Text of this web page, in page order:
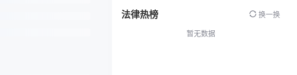
法律热榜 换一换
暂无数据